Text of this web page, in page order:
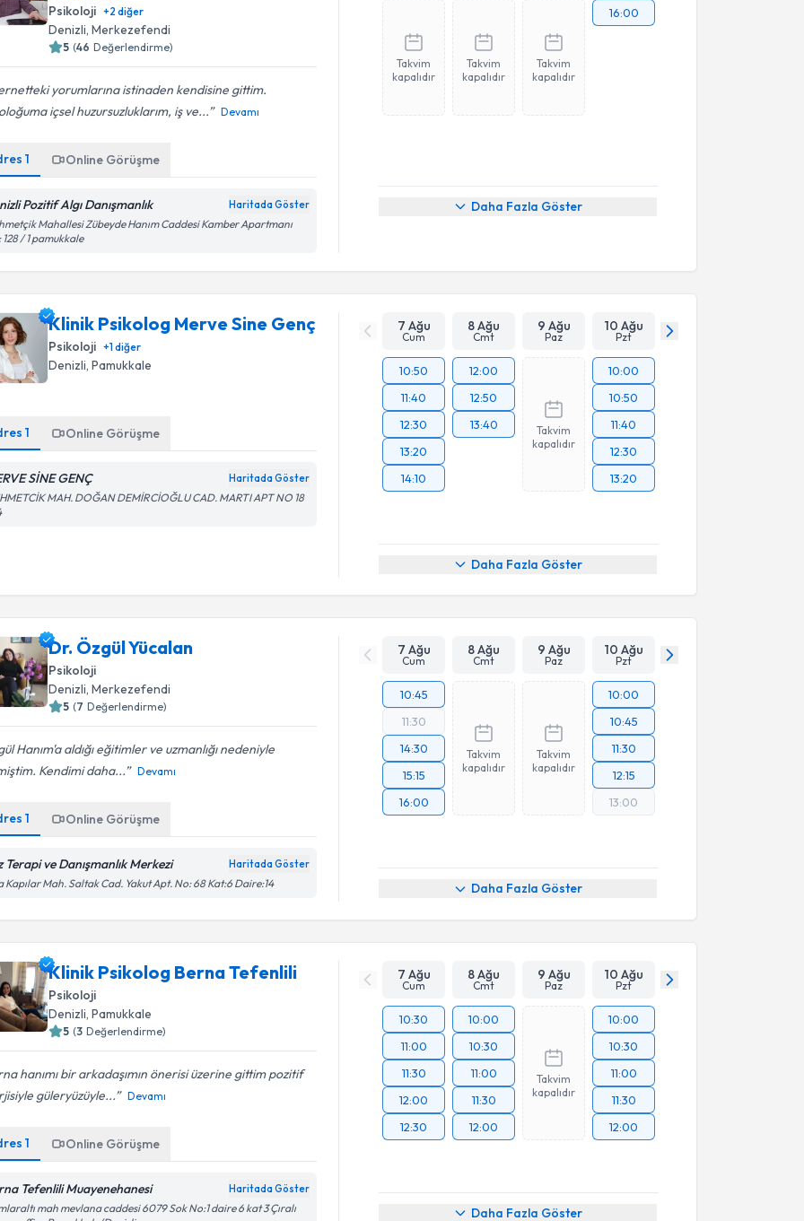
Psikoloji +2 diğer
Denizli , Merkezefendi
5 (46 Değerlendirme)
yorumlarına istinaden kendisine gittim.
içsel huzursuzluklarım, iş ve...
Devamı
1 Online Görüşme
Pozitif Algı Danışmanlık Haritada Göster
Mahallesi Zübeyde Hanım Caddesi Kamber Apartmanı
128 / 1 pamukkale
Takvim
kapalıdır
Takvim
kapalıdır
Takvim
kapalıdır
16:00
Daha Fazla Göster
Klinik Psikolog Merve Sine Genç
Psikoloji +1diğer
Denizli , Pamukkale
1 Online Görüşme
SİNE GENÇ Haritada Göster
MAH. DOĞAN DEMİRCİOĞLU CAD. MARTI APT NO 18
7 Ağu
Cum
8 Ağu
Cmt
9 Ağu
Paz
10 Ağu
Pzt
10:50
11:40
12:30
13:20
14:10
12:00
12:50
13:40
Takvim
kapalıdır
10:00
10:50
11:40
12:30
13:20
Daha Fazla Göster
Dr. Özgül Yücalan
Psikoloji
Denizli, Merkezefendi
5 (7 Değerlendirme)
Hanım'a aldığı eğitimler ve uzmanlığı nedeniyle
Kendimi daha...
Devamı
1 Online Görüşme
Terapi ve Danışmanlık Merkezi Haritada Göster
Kapılar Mah. Saltak Cad. Yakut Apt. No: 68 Kat:6 Daire:14
7 Ağu
Cum
8 Ağu
Cmt
9 Ağu
Paz
10 Ağu
Pzt
10:45
11:30
14:30
15:15
16:00
Takvim
kapalıdır
Takvim
kapalıdır
10:00
10:45
11:30
12:15
13:00
Daha Fazla Göster
Klinik Psikolog Berna Tefenlili
Psikoloji
Denizli , Pamukkale
5 (3 Değerlendirme)
hanımı bir arkadaşımın önerisi üzerine gittim pozitif
güleryüzüyle...
Devamı
1 Online Görüşme
Tefenlili Muayenehanesi Haritada Göster
mah mevlana caddesi 6079 Sok No:1 daire 6 kat 3 Çıralı
7 Ağu
Cum
8 Ağu
Cmt
9 Ağu
Paz
10 Ağu
Pzt
10:30
11:00
11:30
12:00
12:30
10:00
10:30
11:00
11:30
12:00
Takvim
kapalıdır
10:00
10:30
11:00
11:30
12:00
Daha Fazla Göster